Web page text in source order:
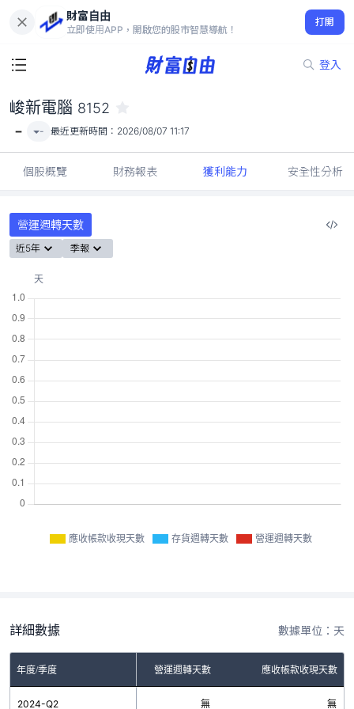
財富自由
立即使用APP，開啟您的股市智慧導航！
打開
登入
-
峻新電腦 8152
- - 最近更新時間： 2026/08/07 11:17
個股概覽 財務報表 獲利能力 安全性分析
營運週轉天數
近5年 季報
應收帳款收現天數 存貨週轉天數 營運週轉天數
詳細數據 數據單位：天
年度/季度
存貨週轉天數 營運週轉天數 應收帳款收現天數
2024-Q2 無 無